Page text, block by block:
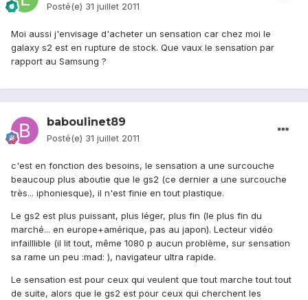
Posté(e) 31 juillet 2011
Moi aussi j'envisage d'acheter un sensation car chez moi le
galaxy s2 est en rupture de stock. Que vaux le sensation par
rapport au Samsung ?
baboulinet89
Posté(e) 31 juillet 2011
c'est en fonction des besoins, le sensation a une surcouche
beaucoup plus aboutie que le gs2 (ce dernier a une surcouche
très... iphoniesque), il n'est finie en tout plastique.
Le gs2 est plus puissant, plus léger, plus fin (le plus fin du
marché... en europe+amérique, pas au japon). Lecteur vidéo
infailllible (il lit tout, même 1080 p aucun problème, sur sensation
sa rame un peu :mad: ), navigateur ultra rapide.
Le sensation est pour ceux qui veulent que tout marche tout tout
de suite, alors que le gs2 est pour ceux qui cherchent les